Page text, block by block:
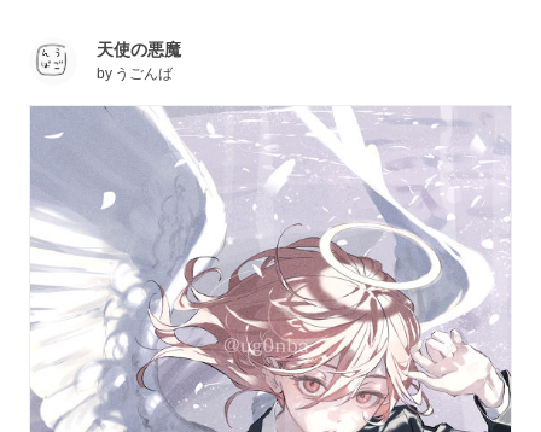
天使の悪魔
by うごんば